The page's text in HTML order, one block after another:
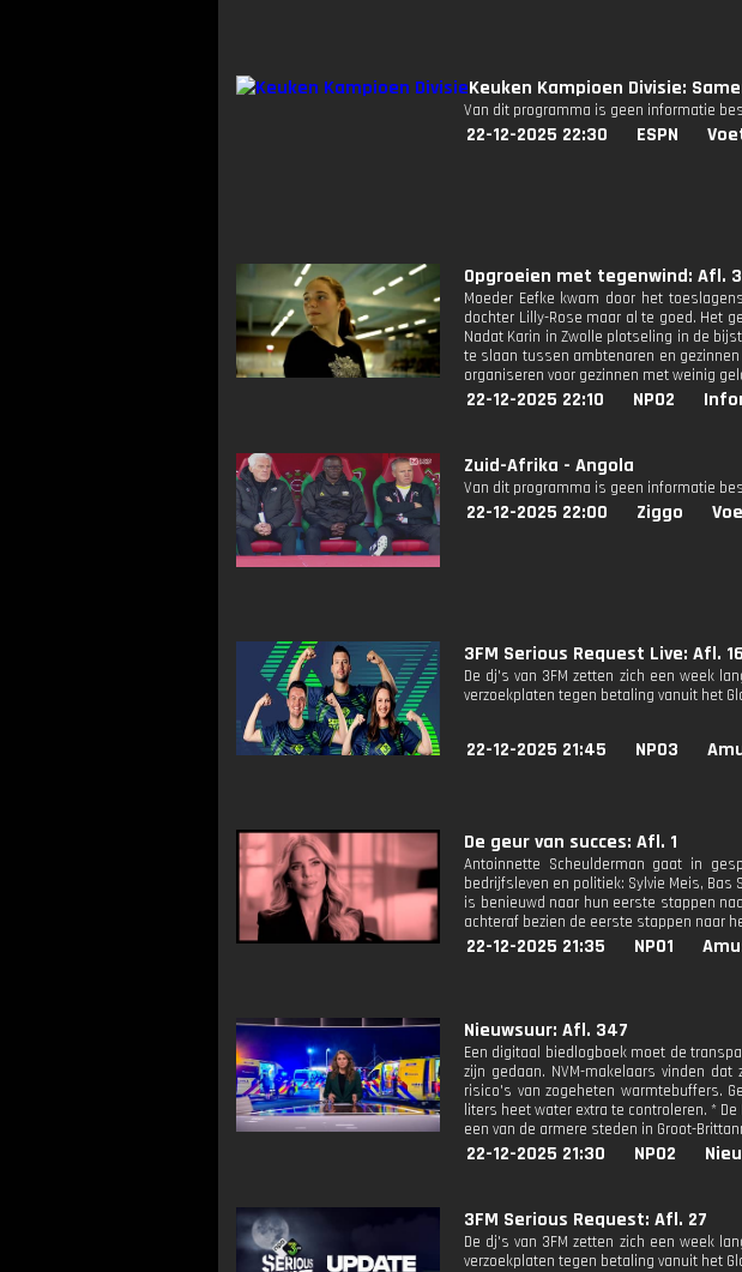
Keuken Kampioen Divisie:
Van dit programma is geen informatie
22-12-2025 22:30 ESPN
Opgroeien met tegenwind: Afl. 3
Moeder Eefke kwam door het
dochter Lilly-Rose maar al te goed. Het
Nadat Karin in Zwolle plotseling in de
te slaan tussen ambtenaren en
organiseren voor gezinnen met weinig
22-12-2025 22:10 NPO2
Zuid-Afrika - Angola
Van dit programma is geen informatie
22-12-2025 22:00 Ziggo
3FM Serious Request Live: Afl. 16
De dj's van 3FM zetten zich een week
verzoekplaten tegen betaling vanuit het
22-12-2025 21:45 NPO3
De geur van succes: Afl. 1
Antoinnette Scheulderman gaat in
bedrijfsleven en politiek: Sylvie Meis, Bas
is benieuwd naar hun eerste stappen
achteraf bezien de eerste stappen naar
22-12-2025 21:35 NPO1
Nieuwsuur: Afl. 347
Een digitaal biedlogboek moet de
zijn gedaan. NVM-makelaars vinden
risico's van zogeheten warmtebuffers.
liters heet water extra te controleren. *
een van de armere steden in Groot-
22-12-2025 21:30 NPO2
3FM Serious Request: Afl. 27
De dj's van 3FM zetten zich een week
verzoekplaten tegen betaling vanuit het